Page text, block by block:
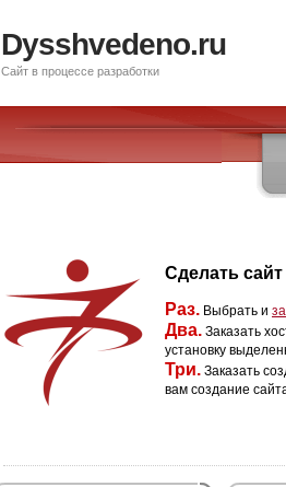
Dysshvedeno.ru
Сайт в процессе разработки
Сделать сайт
Раз. Выбрать и
Два. Заказать
установку
Три. Заказать
вам создание